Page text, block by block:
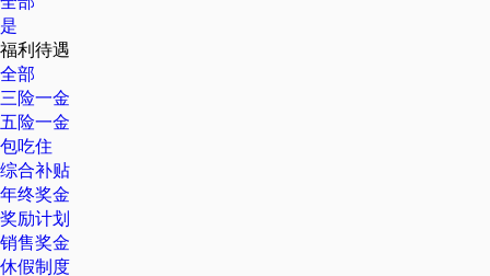
是
福利待遇
全部
三险一金
五险一金
包吃住
综合补贴
年终奖金
奖励计划
销售奖金
休假制度